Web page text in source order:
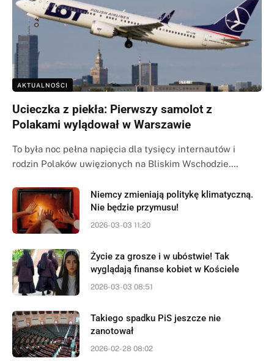
AKTUALNOŚCI
Ucieczka z piekła: Pierwszy samolot z
Polakami wylądował w Warszawie
To była noc pełna napięcia dla tysięcy internautów i
rodzin Polaków uwięzionych na Bliskim Wschodzie.…
Niemcy zmieniają politykę klimatyczną.
Nie będzie przymusu!
2026-03-03 11:20
Życie za grosze i w ubóstwie! Tak
wyglądają finanse kobiet w Kościele
2026-03-03 08:51
Takiego spadku PiS jeszcze nie
zanotował
2026-02-28 08:02